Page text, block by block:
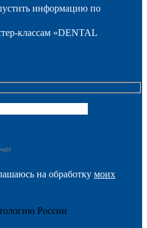
информацию по
классам «DENTAL
на обработку моих
России